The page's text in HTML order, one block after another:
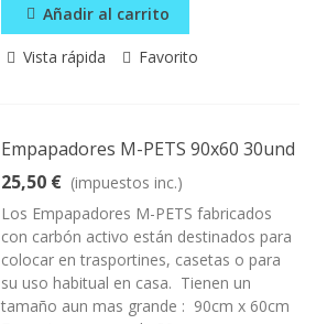
Añadir al carrito
Vista rápida Favorito
Empapadores M-PETS 90x60 30und
25,50 € (impuestos inc.)
Los Empapadores M-PETS fabricados
con carbón activo están destinados para
colocar en trasportines, casetas o para
su uso habitual en casa. Tienen un
tamaño aun mas grande : 90cm x 60cm